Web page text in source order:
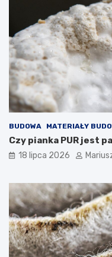
BUDOWA MATERIAŁY
Czy pianka PUR jest
18 lipca 2026